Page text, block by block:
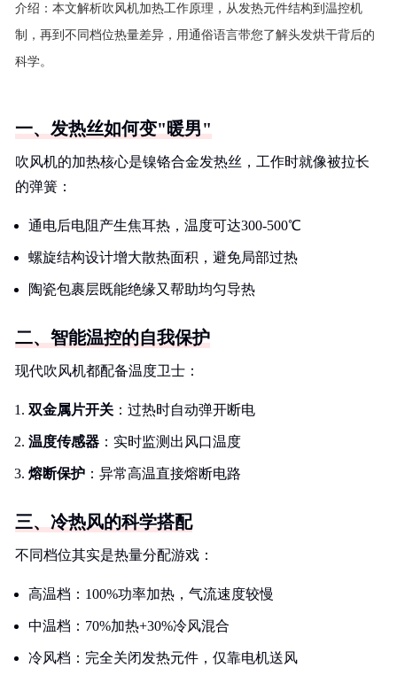
介绍： 本文解析吹风机加热工作原理，从发热元件结构到温控机
制，再到不同档位热量差异，用通俗语言带您了解头发烘干背后的
科学。
一、发热丝如何变"暖男"
吹风机的加热核心是镍铬合金发热丝，工作时就像被拉长
的弹簧：
通电后电阻产生焦耳热，温度可达300-500℃
螺旋结构设计增大散热面积，避免局部过热
陶瓷包裹层既能绝缘又帮助均匀导热
二、智能温控的自我保护
现代吹风机都配备温度卫士：
双金属片开关 ：过热时自动弹开断电
温度传感器 ：实时监测出风口温度
熔断保护 ：异常高温直接熔断电路
三、冷热风的科学搭配
不同档位其实是热量分配游戏：
高温档：100%功率加热，气流速度较慢
中温档：70%加热+30%冷风混合
冷风档：完全关闭发热元件，仅靠电机送风